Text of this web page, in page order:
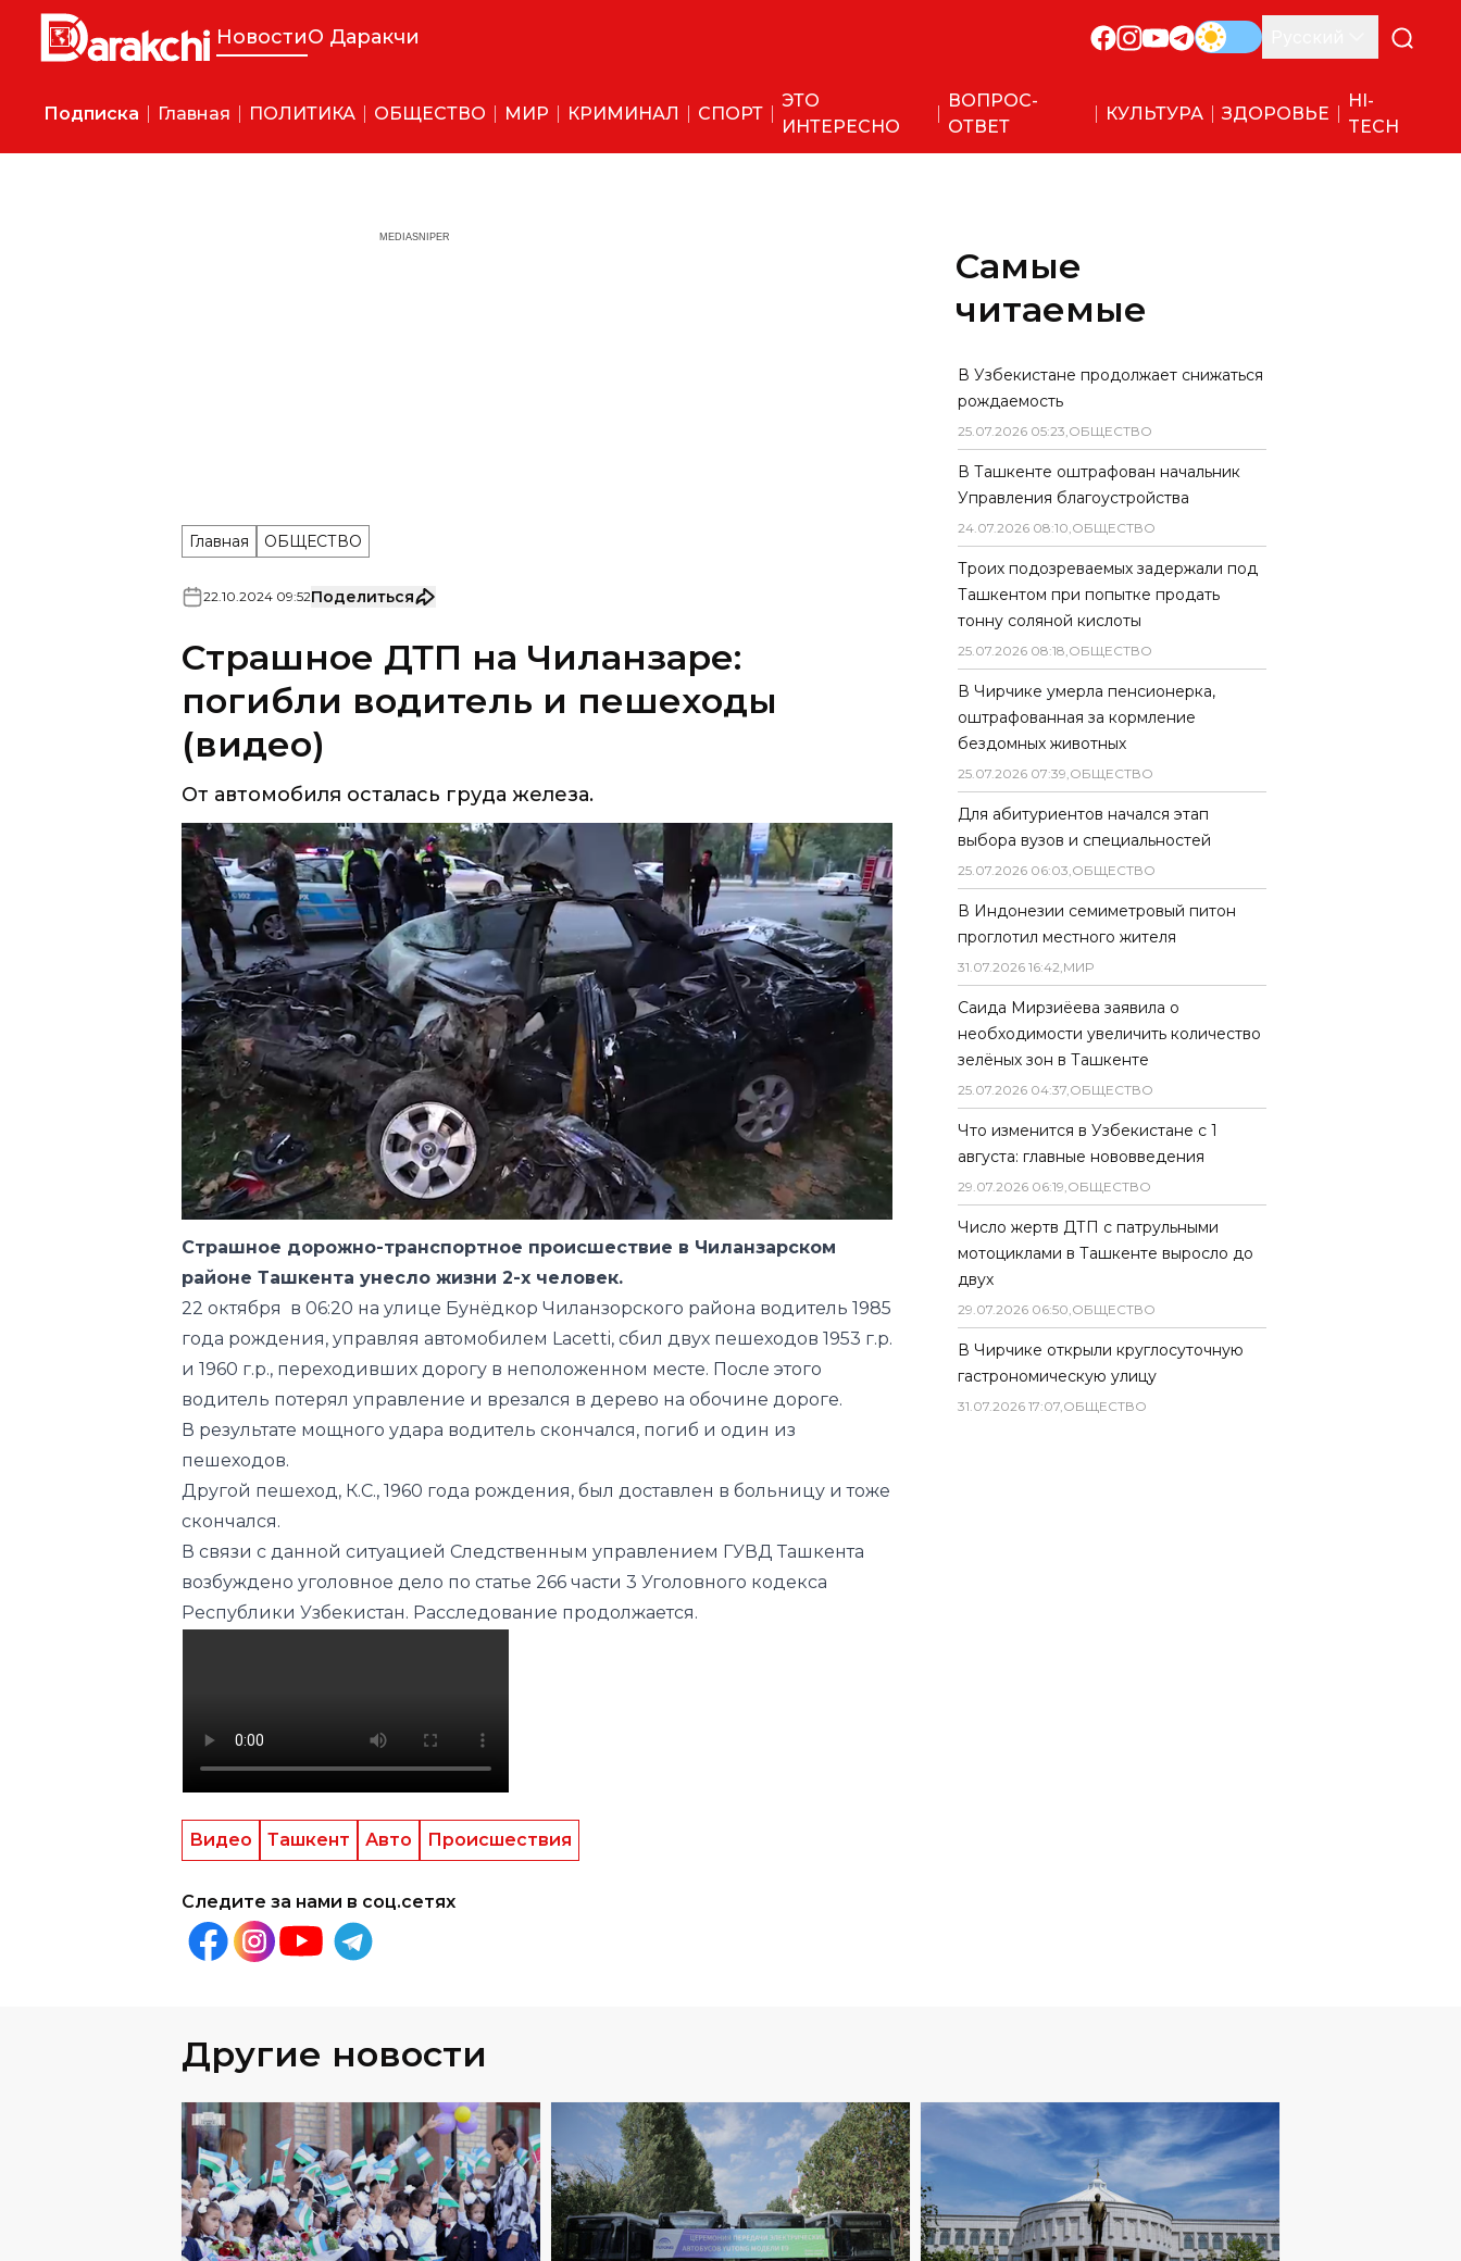
НовостиО Даракчи
Подписка Главная ПОЛИТИКА ОБЩЕСТВО МИР КРИМИНАЛ СПОРТ
ЭТО
ИНТЕРЕСНО
ВОПРОС-
ОТВЕТ
КУЛЬТУРА ЗДОРОВЬЕ
HI-
TECH
MEDIASNIPER
Главная ОБЩЕСТВО
22.10.2024 09:52Поделиться
Страшное ДТП на Чиланзаре:
погибли водитель и пешеходы
(видео)
От автомобиля осталась груда железа.
Страшное дорожно-транспортное происшествие в Чиланзарском
районе Ташкента унесло жизни 2-х человек.
22 октября в 06:20 на улице Бунёдкор Чиланзорского района водитель 1985
года рождения, управляя автомобилем Lacetti, сбил двух пешеходов 1953 г.р.
и 1960 г.р., переходивших дорогу в неположенном месте. После этого
водитель потерял управление и врезался в дерево на обочине дороге.
В результате мощного удара водитель скончался, погиб и один из
пешеходов.
Другой пешеход, К.С., 1960 года рождения, был доставлен в больницу и тоже
скончался.
В связи с данной ситуацией Следственным управлением ГУВД Ташкента
возбуждено уголовное дело по статье 266 части 3 Уголовного кодекса
Республики Узбекистан. Расследование продолжается.
Видео Ташкент Авто Происшествия
Следите за нами в соц.сетях
Самые
читаемые
В Узбекистане продолжает снижаться
рождаемость
25.07.2026 05:23,ОБЩЕСТВО
В Ташкенте оштрафован начальник
Управления благоустройства
24.07.2026 08:10,ОБЩЕСТВО
Троих подозреваемых задержали под
Ташкентом при попытке продать
тонну соляной кислоты
25.07.2026 08:18,ОБЩЕСТВО
В Чирчике умерла пенсионерка,
оштрафованная за кормление
бездомных животных
25.07.2026 07:39,ОБЩЕСТВО
Для абитуриентов начался этап
выбора вузов и специальностей
25.07.2026 06:03,ОБЩЕСТВО
В Индонезии семиметровый питон
проглотил местного жителя
31.07.2026 16:42,МИР
Саида Мирзиёева заявила о
необходимости увеличить количество
зелёных зон в Ташкенте
25.07.2026 04:37,ОБЩЕСТВО
Что изменится в Узбекистане с 1
августа: главные нововведения
29.07.2026 06:19,ОБЩЕСТВО
Число жертв ДТП с патрульными
мотоциклами в Ташкенте выросло до
двух
29.07.2026 06:50,ОБЩЕСТВО
В Чирчике открыли круглосуточную
гастрономическую улицу
31.07.2026 17:07,ОБЩЕСТВО
Другие новости